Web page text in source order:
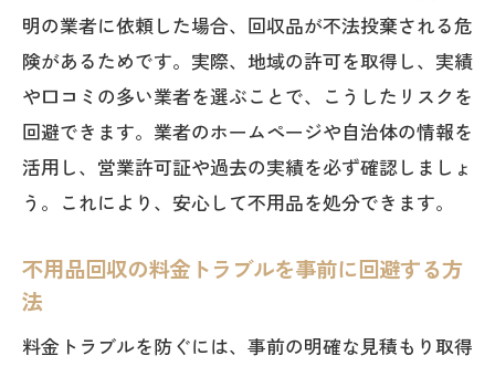
明の業者に依頼した場合、回収品が不法投棄される危
険があるためです。実際、地域の許可を取得し、実績
や口コミの多い業者を選ぶことで、こうしたリスクを
回避できます。業者のホームページや自治体の情報を
活用し、営業許可証や過去の実績を必ず確認しましょ
う。これにより、安心して不用品を処分できます。
不用品回収の料金トラブルを事前に回避する方
法
料金トラブルを防ぐには、事前の明確な見積もり取得